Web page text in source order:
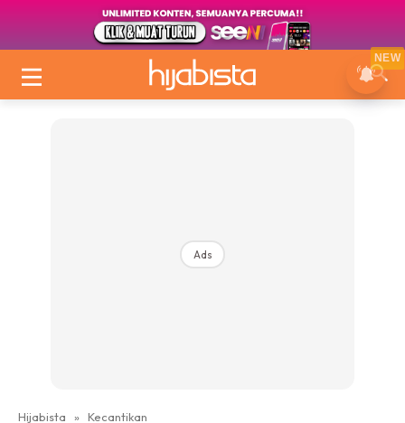
Ads
Hijabista » Kecantikan
NEW